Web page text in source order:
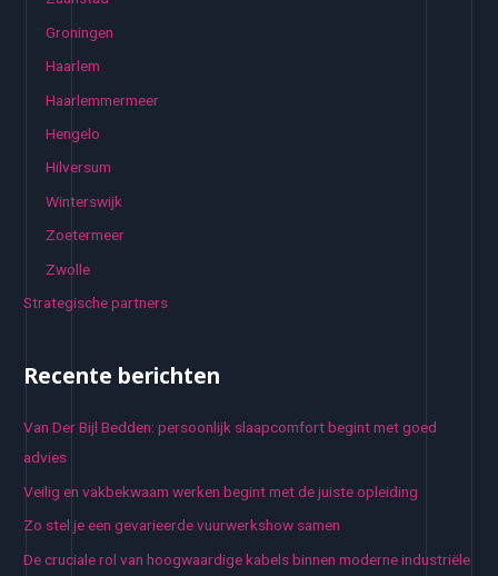
Groningen
Haarlem
Haarlemmermeer
Hengelo
Hilversum
Winterswijk
Zoetermeer
Zwolle
Strategische partners
Recente berichten
Van Der Bijl Bedden: persoonlijk slaapcomfort begint met goed
advies
Veilig en vakbekwaam werken begint met de juiste opleiding
Zo stel je een gevarieerde vuurwerkshow samen
De cruciale rol van hoogwaardige kabels binnen moderne industriële